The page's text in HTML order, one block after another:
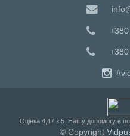
Оцiнка 4,47 з 5 . Нашу допомогу в
© Copyright